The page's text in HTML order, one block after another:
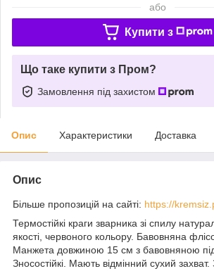
або
Купити з
Що таке купити з Пром?
Замовлення під захистом
Опис Характеристики Доставка
Опис
Більше пропозицій на сайті: https://
Термостійкі краги зварника зі спилу
якості, червоного кольору. Бавовняна
Манжета довжиною 15 см з бавовняною
Зносостійкі. Мають відмінний сухий